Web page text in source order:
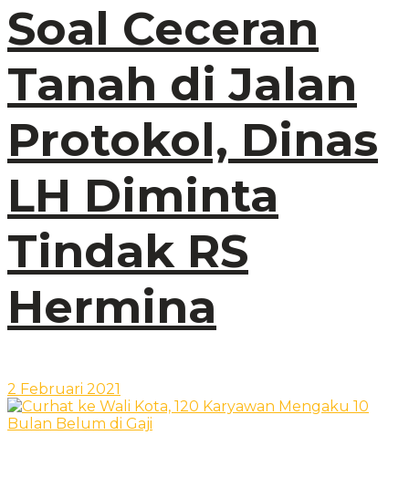
Soal Ceceran
Tanah di Jalan
Protokol, Dinas
LH Diminta
Tindak RS
Hermina
2 Februari 2021